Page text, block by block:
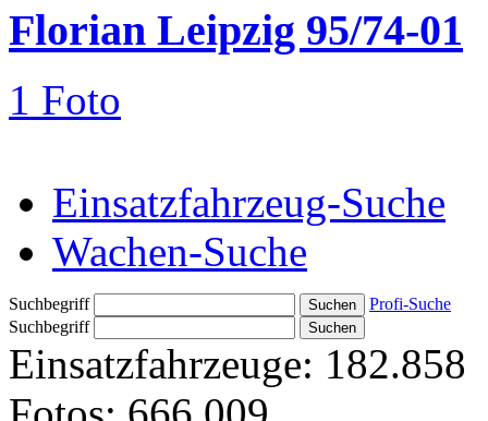
Florian Leipzig 95/74-01
1 Foto
Einsatzfahrzeug-Suche
Wachen-Suche
Suchbegriff
Profi-Suche
Suchbegriff
Einsatzfahrzeuge: 182.858